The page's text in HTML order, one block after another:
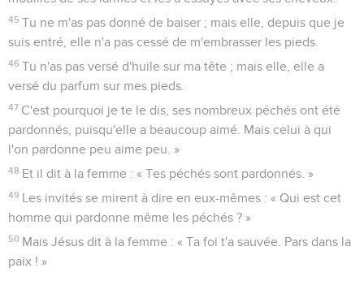
45 Tu ne m'as pas donné de baiser ; mais elle, depuis que je
suis entré, elle n'a pas cessé de m'embrasser les pieds.
46 Tu n'as pas versé d'huile sur ma tête ; mais elle, elle a
versé du parfum sur mes pieds.
47 C'est pourquoi je te le dis, ses nombreux péchés ont été
pardonnés, puisqu'elle a beaucoup aimé. Mais celui à qui
l'on pardonne peu aime peu. »
48 Et il dit à la femme : « Tes péchés sont pardonnés. »
49 Les invités se mirent à dire en eux-mêmes : « Qui est cet
homme qui pardonne même les péchés ? »
50 Mais Jésus dit à la femme : « Ta foi t'a sauvée. Pars dans la
paix ! »